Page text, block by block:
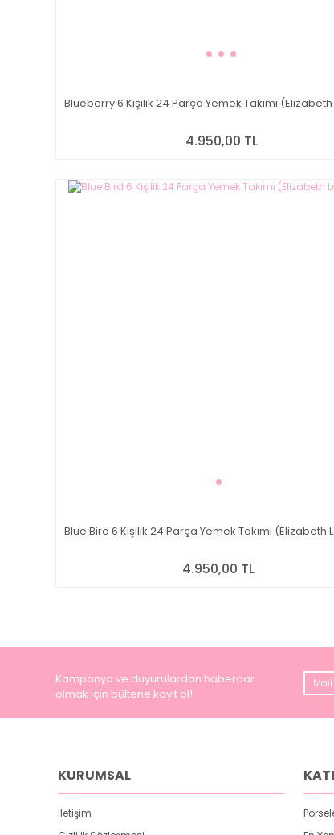
Blueberry 6 Kişilik 24 Parça Yemek Takımı
4.950,00 TL
Blue Bird 6 Kişilik 24 Parça Yemek Takımı (Elizabeth
4.950,00 TL
Kampanya ve duyurulardan haberdar
olmak için bültene kayıt ol!
KURUMSAL
İletişim